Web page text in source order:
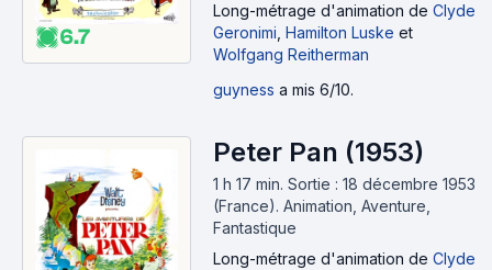
6.7
Long-métrage d'animation de Clyde
Geronimi Hamilton Luske et
Wolfgang Reitherman
guyness a mis 6/10.
Peter Pan (1953)
1 h 17 min. Sortie : 18 décembre 1953
(France). Animation, Aventure,
Fantastique
Long-métrage d'animation de Clyde